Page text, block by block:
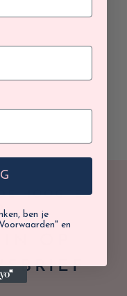
HOOGTE
OP
ben je
en